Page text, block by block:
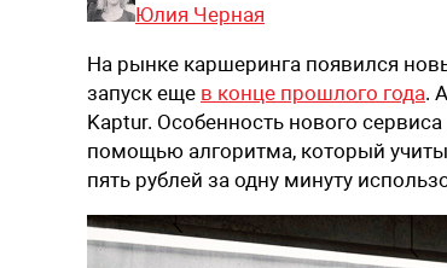
Юлия Черная
На рынке каршеринга появился
запуск еще в конце прошлого года.
Kaptur. Особенность нового
помощью алгоритма, который
пять рублей за одну минуту